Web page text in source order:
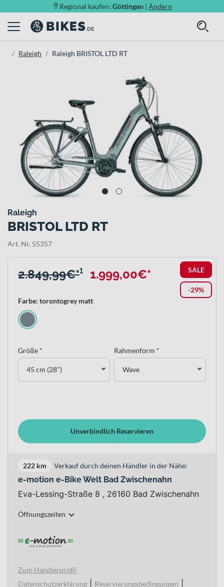
Regional kaufen: Göttingen | Ändern
Raleigh Raleigh BRISTOL LTD RT
Raleigh
BRISTOL LTD RT
Art. Nr. 55357
SALE
-29%
2.849,99€*¹ 1.999,00€*
Farbe: torontogrey matt
Größe *
45 cm (28")
Rahmenform *
Wave
Unverbindlich Reservieren
222 km Verkauf durch deinen Händler in der Nähe:
e-motion e-Bike Welt Bad Zwischenahn
Eva-Lessing-Straße 8 , 26160 Bad Zwischenahn
Öffnungszeiten
Zum Händlerprofil
Datenschutzerklärung
Reservierungsbedingungen